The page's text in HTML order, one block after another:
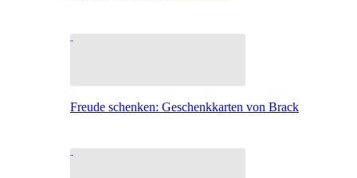
Freude schenken: Geschenkkarten von Brack